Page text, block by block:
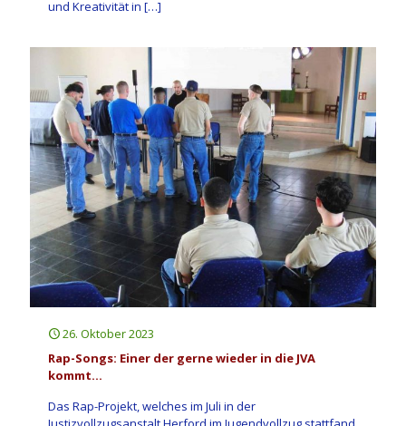
und Kreativität in […]
26. Oktober 2023
Rap-Songs: Einer der gerne wieder in die JVA
kommt…
Das Rap-Projekt, welches im Juli in der